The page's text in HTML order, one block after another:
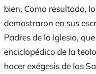
bien. Como resultado,
demostraron en sus
Padres de la Iglesia,
enciclopédico de la
hacer exégesis de las